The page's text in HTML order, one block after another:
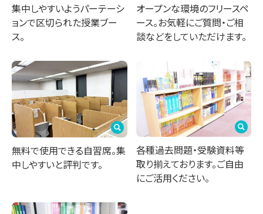
集中しやすいようパーテーシ
ョンで区切られた授業ブー
ス。
オープンな環境のフリースペ
ース。お気軽にご質問・ご相
談などをしていただけます。
無料で使用できる自習席。集
中しやすいと評判です。
各種過去問題・受験資料等
取り揃えております。ご自由
にご活用ください。